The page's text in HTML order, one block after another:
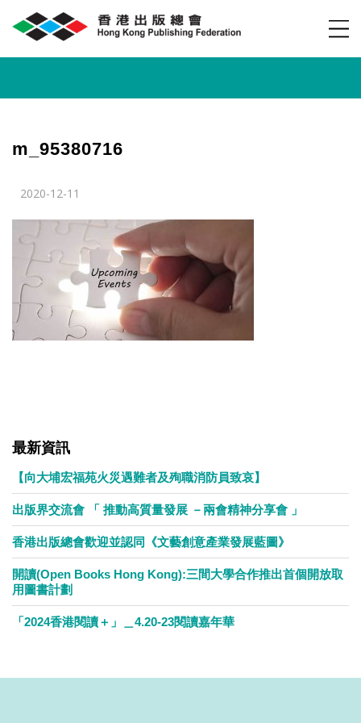
m_95380716
2020-12-11
最新資訊
【向大埔宏福苑火災遇難者及殉職消防員致哀】
出版界交流會 「 推動高質量發展 －兩會精神分享會 」
香港出版總會歡迎並認同《文藝創意產業發展藍圖》
開讀(Open Books Hong Kong):三間大學合作推出首個開放取
用圖書計劃
「2024香港閱讀＋」＿4.20-23閱讀嘉年華